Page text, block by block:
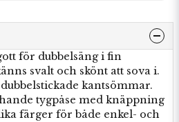
för dubbelsäng i fin
svalt och skönt att sova i.
kantsömmar.
tygpåse med knäppning
färger för både enkel- och